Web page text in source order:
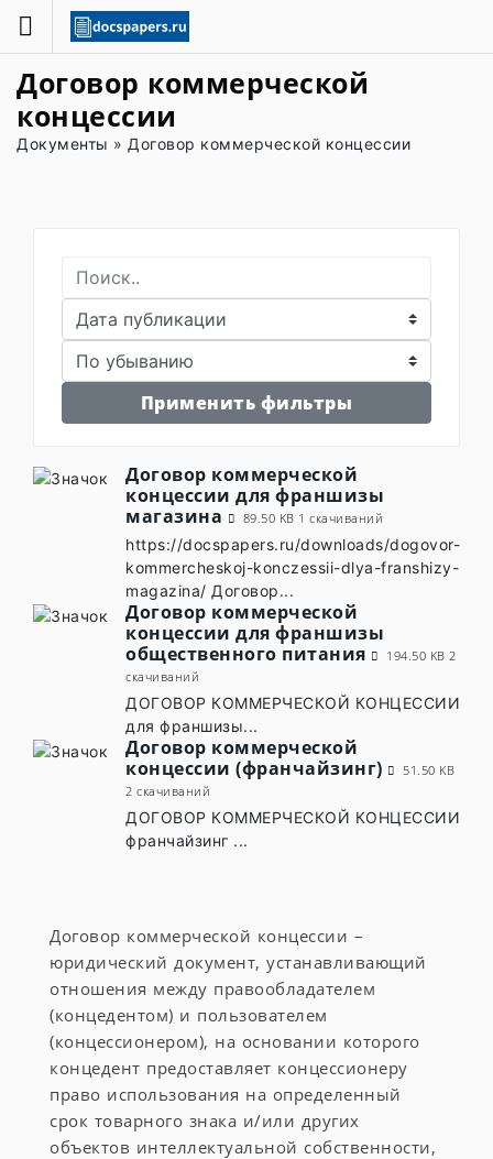
Договор коммерческой
концессии
Документы » Договор коммерческой концессии
Применить фильтры
Договор коммерческой
концессии для франшизы
магазина
89.50 KB 1 скачиваний
https://docspapers.ru/downloads/dogovor-
kommercheskoj-konczessii-dlya-franshizy-
magazina/ Договор...
Договор коммерческой
концессии для франшизы
общественного питания
194.50 KB 2
скачиваний
ДОГОВОР КОММЕРЧЕСКОЙ КОНЦЕССИИ
для франшизы...
Договор коммерческой
концессии (франчайзинг)
51.50 KB
2 скачиваний
ДОГОВОР КОММЕРЧЕСКОЙ КОНЦЕССИИ
франчайзинг ...
Договор коммерческой концессии –
юридический документ, устанавливающий
отношения между правообладателем
(концедентом) и пользователем
(концессионером), на основании которого
концедент предоставляет концессионеру
право использования на определенный
срок товарного знака и/или других
объектов интеллектуальной собственности,